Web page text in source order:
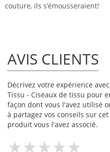
couture, ils s’émousseraient!
AVIS CLIENTS
Décrivez votre expérience
Tissu - Ciseaux de tissu pour
façon dont vous l'avez utilisé
à partagez vos conseils sur
produit vous l'avez associé.